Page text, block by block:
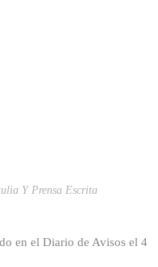
Y Prensa Escrita
en el Diario de Avisos el 4